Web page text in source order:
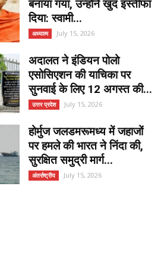
बनाया गया, उन्होंने खुद इस्तीफा
दिया: स्वामी...
अध्यात्म July 15, 2026
अदालत ने इंडियन पोलो
एसोसिएशन की याचिका पर
सुनवाई के लिए 12 अगस्त की...
उत्तर प्रदेश July 15, 2026
होर्मुज जलडमरूमध्य में जहाजों
पर हमले की भारत ने निंदा की,
सुरक्षित समुद्री मार्ग...
अंतर्राष्ट्रीय July 15, 2026